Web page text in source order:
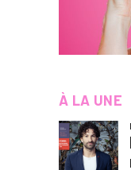
À LA UNE